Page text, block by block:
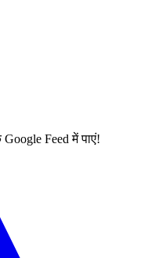
Feed में पाएं!